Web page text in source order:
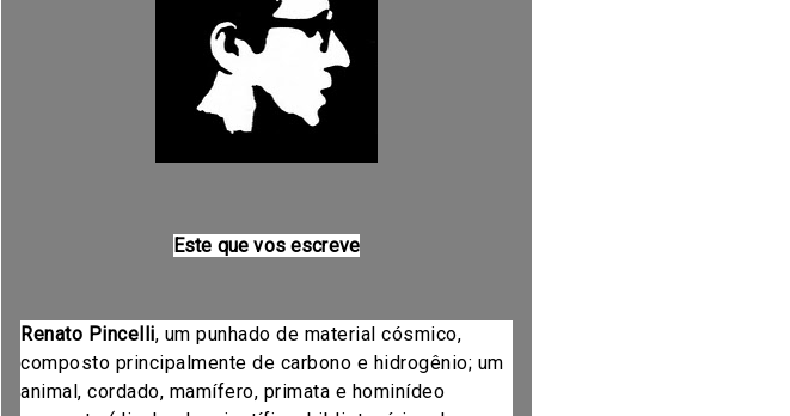
Este que vos escreve
Renato Pincelli, um punhado de material cósmico,
composto principalmente de carbono e hidrogênio; um
animal, cordado, mamífero, primata e hominídeo